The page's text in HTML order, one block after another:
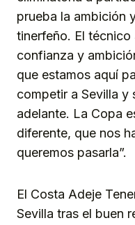
prueba la ambición
tinerfeño. El
confianza y
que estamos aquí
competir a Sevilla y
adelante. La Copa
diferente, que nos
queremos pasarla”.
El Costa Adeje
Sevilla tras el buen